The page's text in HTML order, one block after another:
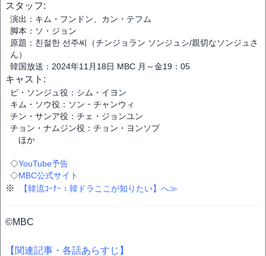
スタッフ:
演出：キム・フンドン、カン・テフム
脚本：ソ・ジョン
原題：친절한 선주씨（チンジョラン ソンジュシ/親切なソンジュさ
ん）
韓国放送：2024年11月18日 MBC 月～金19：05
キャスト:
ピ・ソンジュ役：シム・イヨン
キム・ソウ役：ソン・チャンウィ
チン・サンア役：チェ・ジョンユン
チョン・ナムジン役：チョン・ヨンソプ
ほか
◇YouTube予告
◇MBC公式サイト
※ 【韓流ｺｰﾅｰ：韓ドラここが知りたい】へ≫
©MBC
【関連記事・各話あらすじ】